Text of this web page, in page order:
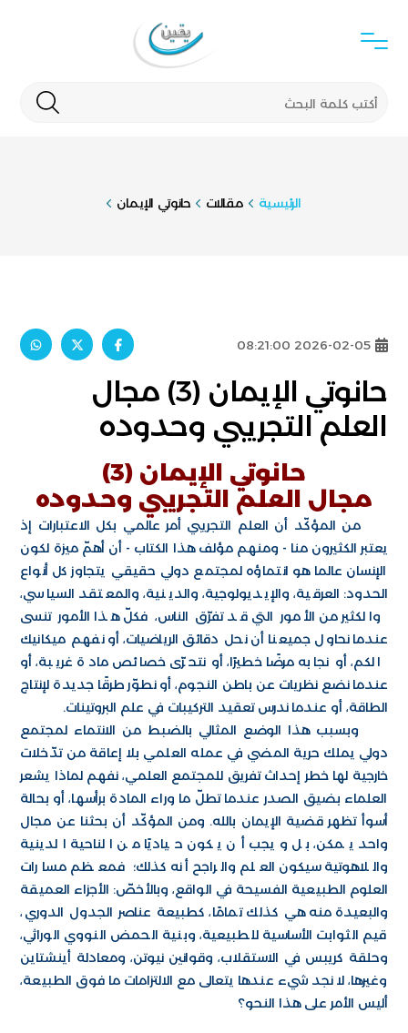
الرئيسية مقالات حانوتي الإيمان
2026-02-05 08:21:00
حانوتي الإيمان (3) مجال
العلم التجريبي وحدوده
حانوتي الإيمان (3)
مجال العلم التجريبي وحدوده
من المؤكّد أن العلم التجريبي أمر عالمي بكل الاعتبارات إذ
يعتبر الكثيرون منا - ومنهم مؤلف هذا الكتاب - أن أهمّ ميزة لكون
الإنسان عالما هو انتماؤه لمجتمع دولي حقيقي يتجاوز كل أنواع
الحدود: العرقية، والإيديولوجية، والدينية، والمعتقد السياسي،
والكثير من الأمور التي قد تفرّق الناس، فكلّ هذا الأمور تنسى
عندما نحاول جميعنا أن نحل دقائق الرياضيات، أو نفهم ميكانيك
الكم، أو نجابه مرضًا خطيرًا، أو نتحرّى خصائص مادة غريبة، أو
عندما نضع نظريات عن باطن النجوم، أو نطوّر طرقًا جديدة لإنتاج
الطاقة، أو عندما ندرس تعقيد التركيبات في علم البروتينات.
وبسبب هذا الوضع المثالي بالضبط من الانتماء لمجتمع
دولي يملك حرية المضي في عمله العلمي بلا إعاقة من تدّخلات
خارجية لها خطر إحداث تفريق للمجتمع العلمي، نفهم لماذا يشعر
العلماء بضيق الصدر عندما تطلّ ما وراء المادة برأسها، أو بحالة
أسوأ تظهر قضية الإيمان بالله. ومن المؤكّد أن بحثنا عن مجال
واحد يمكن، بل ويجب أن يكون حياديًا من الناحية الدينية
واللاهوتية سيكون العلم والراجح أنه كذلك؛ فمعظم مسارات
العلوم الطبيعية الفسيحة في الواقع، وبالأخصّ: الأجزاء العميقة
والبعيدة منه هي كذلك تمامًا، كطبيعة عناصر الجدول الدوري،
قيم الثوابت الأساسية للطبيعية، وبنية الحمض النووي الوراثي،
وحلقة كريبس في الاستقلاب، وقوانين نيوتن، ومعادلة أينشتاين
وغيرها، لا نجد شيء عندها يتعالى مع الالتزامات ما فوق الطبيعة،
أليس الأمر على هذا النحو؟